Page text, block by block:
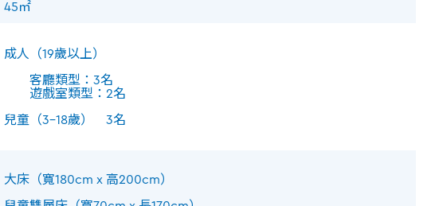
45㎡
成人（19歲以上）
客廳類型：3名
遊戲室類型：2名
兒童（3-18歲） 3名
大床（寬180cm x 高200cm）